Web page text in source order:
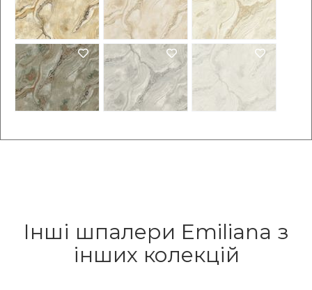
Інші шпалери Emiliana з
інших колекцій